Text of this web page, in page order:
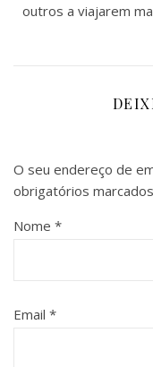
outros a viajarem
O seu endereço de
obrigatórios
Nome *
Email *